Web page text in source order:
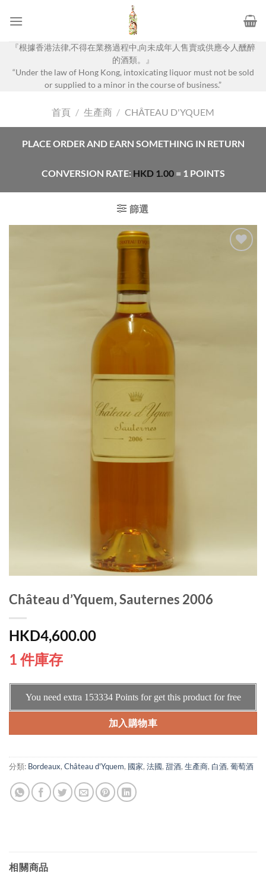
『根據香港法律,不得在業務過程中,向未成年人售賣或供應令人醺醉
的酒類。』
“Under the law of Hong Kong, intoxicating liquor must not be sold
or supplied to a minor in the course of business.”
首頁 / 生產商 / CHÂTEAU D'YQUEM
PLACE ORDER AND EARN SOMETHING IN RETURN
CONVERSION RATE: HKD 1.00= 1 POINTS
篩選
Château d’Yquem, Sauternes 2006
HKD4,600.00
1 件庫存
You need extra 153334Points for get this product for free
加入購物車
分類: Bordeaux, Château d'Yquem, 國家, 法國, 甜酒, 生產商, 白酒, 葡萄酒
相關商品